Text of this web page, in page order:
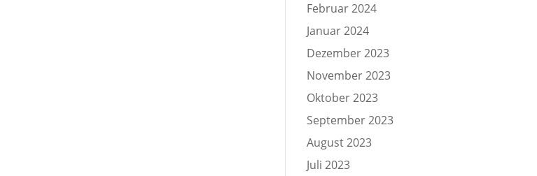
Februar 2024
Januar 2024
Dezember 2023
November 2023
Oktober 2023
September 2023
August 2023
Juli 2023